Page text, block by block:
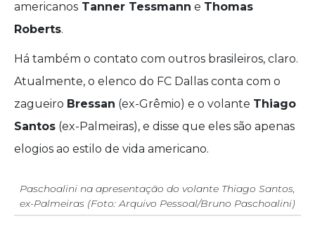
americanos Tanner Tessmann e Thomas
Roberts.
Há também o contato com outros brasileiros, claro.
Atualmente, o elenco do FC Dallas conta com o
zagueiro Bressan (ex-Grêmio) e o volante Thiago
Santos (ex-Palmeiras), e disse que eles são apenas
elogios ao estilo de vida americano.
Paschoalini na apresentação do volante Thiago Santos,
ex-Palmeiras (Foto: Arquivo Pessoal/Bruno Paschoalini)